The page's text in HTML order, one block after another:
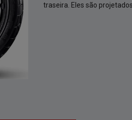
traseira. Eles são